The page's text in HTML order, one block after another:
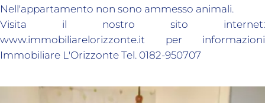
Nell'appartamento non sono ammesso animali.
Visita il nostro sito internet:
www.immobiliarelorizzonte.it per informazioni
Immobiliare L'Orizzonte Tel. 0182-950707